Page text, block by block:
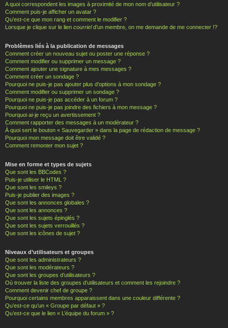
A quoi correspondent les images à proximité de mon nom d’utilisateur ?
Comment puis-je afficher un avatar ?
Qu’est-ce que mon rang et comment le modifier ?
Lorsque je clique sur le lien courrield’un membre, on me demande de me connecter !?
Problèmes liés à la publication de messages
Comment créer un nouveau sujet ou poster une réponse ?
Comment modifier ou supprimer un message ?
Comment ajouter une signature à mes messages ?
Comment créer un sondage ?
Pourquoi ne puis-je pas ajouter plus d’options à mon sondage ?
Comment modifier ou supprimer un sondage ?
Pourquoi ne puis-je pas accéder à un forum ?
Pourquoi ne puis-je pas joindre des fichiers à mon message ?
Pourquoi ai-je reçu un avertissement ?
Comment rapporter des messages à un modérateur ?
À quoi sert le bouton « Sauvegarder » dans la page de rédaction de message ?
Pourquoi mon message doit être validé ?
Comment remonter mon sujet ?
Mise en forme et types de sujets
Que sont les BBCodes ?
Puis-je utiliser le HTML ?
Que sont les smileys ?
Puis-je publier des images ?
Que sont les annonces globales ?
Que sont les annonces ?
Que sont les sujets épinglés ?
Que sont les sujets verrouillés ?
Que sont les icônes de sujet ?
Niveaux d’utilisateurs et groupes
Que sont les administrateurs ?
Que sont les modérateurs ?
Que sont les groupes d’utilisateurs ?
Où trouver la liste des groupes d’utilisateurs et comment les rejoindre ?
Comment devenir chef de groupe ?
Pourquoi certains membres apparaissent dans une couleur différente ?
Qu’est-ce qu’un « Groupe par défaut » ?
Qu’est-ce que le lien « L’équipe du forum » ?